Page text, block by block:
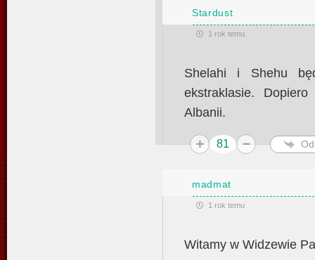
Stardust
1 rok temu
Shelahi i Shehu
ekstraklasie.
Albanii.
81
madmat
1 rok temu
Witamy w Widzewie